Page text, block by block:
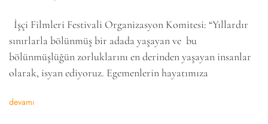
İşçi Filmleri Festivali Organizasyon Komitesi: “Yıllardır
sınırlarla bölünmüş bir adada yaşayan ve bu
bölünmüşlüğün zorluklarını en derinden yaşayan insanlar
olarak, isyan ediyoruz. Egemenlerin hayatımıza
devamı